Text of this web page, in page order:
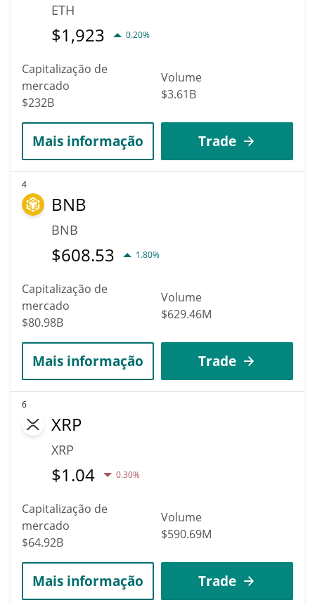
ETH
$1,923 0.20%
Capitalização de
mercado
$232B
Volume
$3.61B
Mais informação Trade
4
BNB
BNB
$608.53 1.80%
Capitalização de
mercado
$80.98B
Volume
$629.46M
Mais informação Trade
6
XRP
XRP
$1.04 0.30%
Capitalização de
mercado
$64.92B
Volume
$590.69M
Mais informação Trade